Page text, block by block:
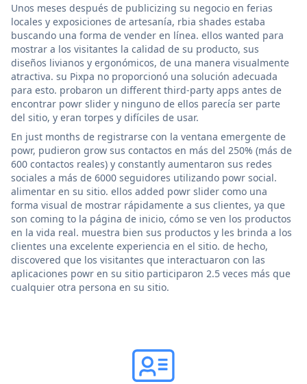
Unos meses después de publicizing su negocio en ferias
locales y exposiciones de artesanía, rbia shades estaba
buscando una forma de vender en línea. ellos wanted para
mostrar a los visitantes la calidad de su producto, sus
diseños livianos y ergonómicos, de una manera visualmente
atractiva. su Pixpa no proporcionó una solución adecuada
para esto. probaron un different third-party apps antes de
encontrar powr slider y ninguno de ellos parecía ser parte
del sitio, y eran torpes y difíciles de usar.
En just months de registrarse con la ventana emergente de
powr, pudieron grow sus contactos en más del 250% (más de
600 contactos reales) y constantly aumentaron sus redes
sociales a más de 6000 seguidores utilizando powr social.
alimentar en su sitio. ellos added powr slider como una
forma visual de mostrar rápidamente a sus clientes, ya que
son coming to la página de inicio, cómo se ven los productos
en la vida real. muestra bien sus productos y les brinda a los
clientes una excelente experiencia en el sitio. de hecho,
discovered que los visitantes que interactuaron con las
aplicaciones powr en su sitio participaron 2.5 veces más que
cualquier otra persona en su sitio.